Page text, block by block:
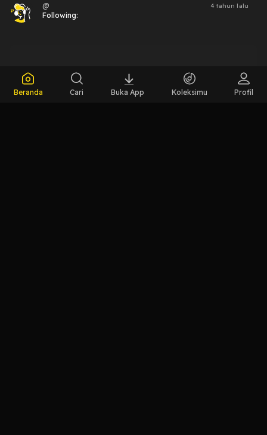
@ 4 tahun lalu
Following:
Radio Mustang 88.0 FM
Favorit
Beranda Cari Buka App Koleksimu Profil